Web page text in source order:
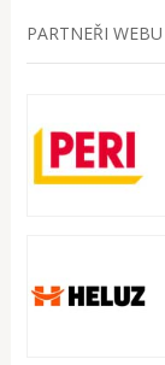
PARTNEŘI WEBU